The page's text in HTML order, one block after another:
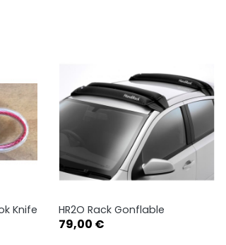
Knife Aperçu rapide
HR2O Rack Gonflable
Prix
79,00 €